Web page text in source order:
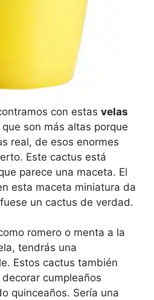
con estas velas
que son más altas porque
real, de esos enormes
Este cactus está
parece una maceta. El
esta maceta miniatura da
un cactus de verdad.
romero o menta a la
tendrás una
Estos cactus también
cumpleaños
quinceaños. Sería una